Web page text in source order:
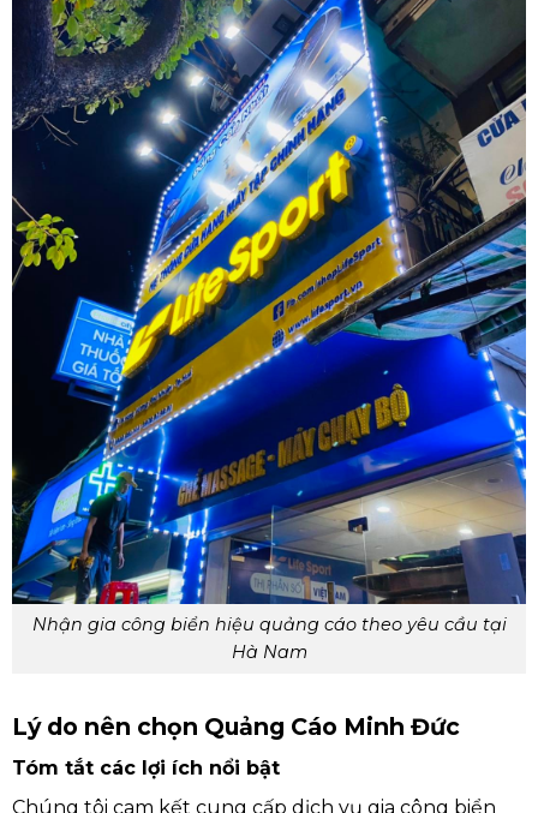
Nhận gia công biển hiệu quảng cáo theo yêu cầu tại
Hà Nam
Lý do nên chọn Quảng Cáo Minh Đức
Tóm tắt các lợi ích nổi bật
Chúng tôi cam kết cung cấp dịch vụ gia công biển